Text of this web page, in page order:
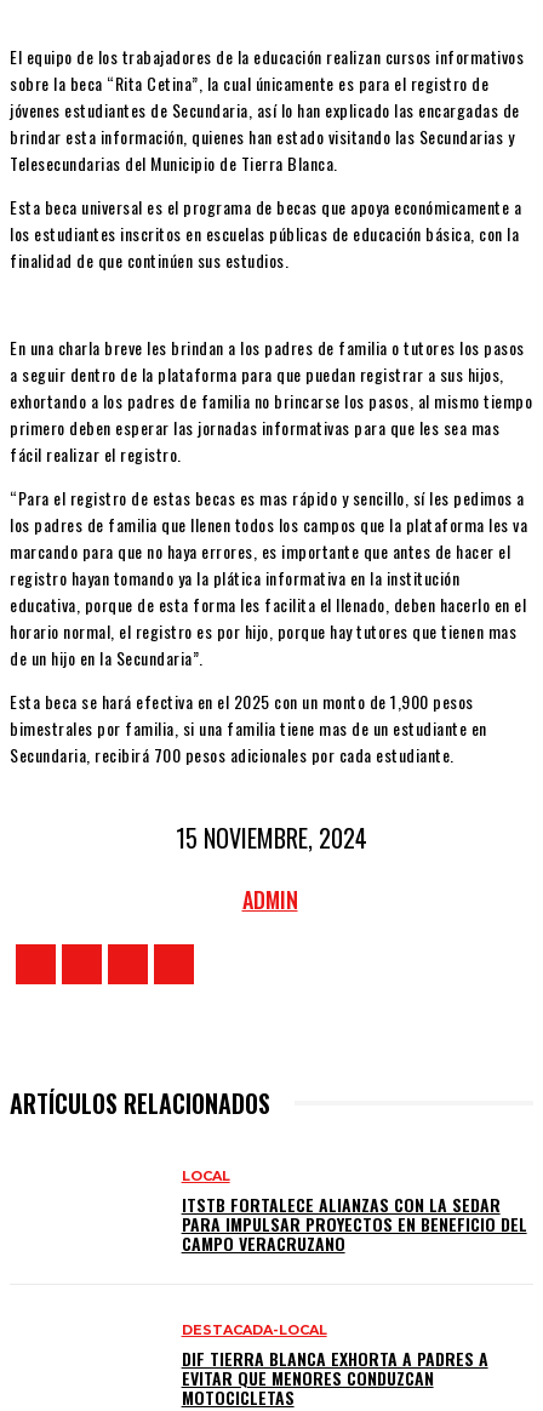
El equipo de los trabajadores de la educación realizan cursos informativos
sobre la beca “Rita Cetina”, la cual únicamente es para el registro de
jóvenes estudiantes de Secundaria, así lo han explicado las encargadas de
brindar esta información, quienes han estado visitando las Secundarias y
Telesecundarias del Municipio de Tierra Blanca.
Esta beca universal es el programa de becas que apoya económicamente a
los estudiantes inscritos en escuelas públicas de educación básica, con la
finalidad de que continúen sus estudios.
En una charla breve les brindan a los padres de familia o tutores los pasos
a seguir dentro de la plataforma para que puedan registrar a sus hijos,
exhortando a los padres de familia no brincarse los pasos, al mismo tiempo
primero deben esperar las jornadas informativas para que les sea mas
fácil realizar el registro.
“Para el registro de estas becas es mas rápido y sencillo, sí les pedimos a
los padres de familia que llenen todos los campos que la plataforma les va
marcando para que no haya errores, es importante que antes de hacer el
registro hayan tomando ya la plática informativa en la institución
educativa, porque de esta forma les facilita el llenado, deben hacerlo en el
horario normal, el registro es por hijo, porque hay tutores que tienen mas
de un hijo en la Secundaria”.
Esta beca se hará efectiva en el 2025 con un monto de 1,900 pesos
bimestrales por familia, si una familia tiene mas de un estudiante en
Secundaria, recibirá 700 pesos adicionales por cada estudiante.
15 NOVIEMBRE, 2024
ADMIN
ARTÍCULOS RELACIONADOS
LOCAL
ITSTB FORTALECE ALIANZAS CON LA SEDAR
PARA IMPULSAR PROYECTOS EN BENEFICIO DEL
CAMPO VERACRUZANO
DESTACADA-LOCAL
DIF TIERRA BLANCA EXHORTA A PADRES A
EVITAR QUE MENORES CONDUZCAN
MOTOCICLETAS